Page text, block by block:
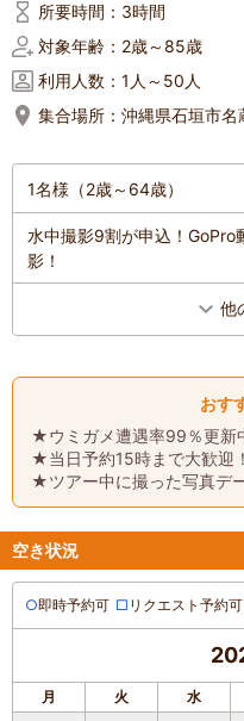
所要時間： 3時間
対象年齢： 2歳～85歳
利用人数： 1人～50人
集合場所： 沖縄県石垣市
1名様（2歳～64歳）
水中撮影9割が申込！GoPro
影！
他
おす
★ウミガメ遭遇率99％更新
★当日予約15時まで大歓迎
★ツアー中に撮った写真デ
空き状況
○即時予約可 □ リクエスト予約可
月 火 水